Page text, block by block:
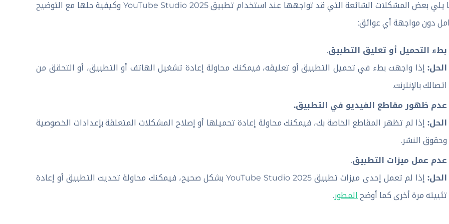
فيما يلي بعض المشكلات الشائعة التي قد تواجهها عند استخدام تطبيق YouTube Studio 2025 وكيفية حلها مع التوضيح
دون مواجهة أي عوائق:
بطء التحميل أو تعليق التطبيق.
الحل: إذا واجهت بطء في تحميل التطبيق أو تعليقه، فيمكنك محاولة إعادة تشغيل الهاتف أو التطبيق، أو التحقق من
اتصالك بالإنترنت.
عدم ظهور مقاطع الفيديو في التطبيق.
الحل: إذا لم تظهر المقاطع الخاصة بك، فيمكنك محاولة إعادة تحميلها أو إصلاح المشكلات المتعلقة بإعدادات الخصوصية
وحقوق النشر.
عدم عمل ميزات التطبيق.
الحل:
إذا لم تعمل إحدى ميزات تطبيق YouTube Studio 2025 بشكل صحيح، فيمكنك محاولة تحديث التطبيق أو إعادة
تثبيته مرة أخرى كما أوضح المطور.